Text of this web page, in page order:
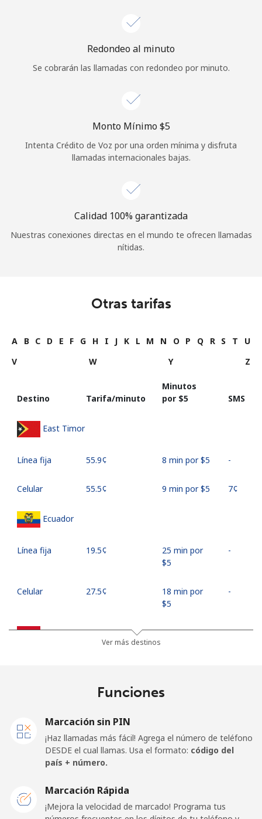
Iniciar Sesión
Continuar con
Redondeo al minuto
Se cobrarán las llamadas con redondeo por minuto.
Monto Mínimo ⁦$5⁩
Intenta Crédito de Voz por una orden mínima y disfruta
llamadas internacionales bajas.
Calidad 100% garantizada
Nuestras conexiones directas en el mundo te ofrecen llamadas
nítidas.
Otras tarifas
A B C D E F G H I J K L M N O P Q R S T
U
V
W Y Z
Destino Tarifa/minuto
Minutos
por ⁦$5⁩
SMS
East Timor
Línea fija ⁦55.9¢⁩ 8 min por ⁦$5⁩ -
Celular ⁦55.5¢⁩ 9 min por ⁦$5⁩ ⁦7¢⁩
Ecuador
Línea fija ⁦19.5¢⁩
25 min por
⁦$5⁩
-
Celular ⁦27.5¢⁩
18 min por
⁦$5⁩
-
Egypt
Mobile -
⁦15.9¢⁩
31 min por
-
El Salvador
Ver más destinos
Funciones
Marcación sin PIN
¡Haz llamadas más fácil! Agrega el número de teléfono
DESDE el cual llamas. Usa el formato: código del
país + número.
Marcación Rápida
¡Mejora la velocidad de marcado! Programa tus